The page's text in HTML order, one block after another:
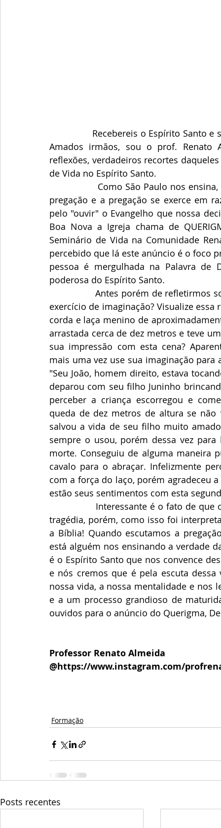
Amados irmãos, sou o prof. Renato
reflexões, verdadeiros recortes
de Vida no Espírito Santo.
pregação e a pregação se exerce em
pelo "ouvir" o Evangelho que nossa
Boa Nova a Igreja chama de
Seminário de Vida na Comunidade
percebido que lá este anúncio é o foco
pessoa é mergulhada na Palavra de
poderosa do Espírito Santo.
                Antes porém de refletirmos sobre cada tema do Querigma, vamos fazer um
exercício de imaginação? Visualize
corda e laça menino de
arrastada cerca de dez metros e teve
sua impressão com esta cena?
mais uma vez use sua imaginação
"Seu João, homem direito, estava
deparou com seu filho Juninho
perceber a criança escorregou e
queda de dez metros de altura se
salvou a vida de seu filho muito
sempre o usou, porém dessa vez
morte. Conseguiu de alguma maneira
cavalo para o abraçar. Infelizmente
com a força do laço, porém agradeceu
estão seus sentimentos com esta
tragédia, porém, como isso foi
a Bíblia! Quando escutamos a
está alguém nos ensinando a verdade
é o Espírito Santo que nos convence
e nós cremos que é pela escuta
nossa vida, a nossa mentalidade e nos
e a um processo grandioso de
ouvidos para o anúncio do Querigma,
Professor Renato Almeida
@https://www.instagram.com/
Formação
Posts recentes